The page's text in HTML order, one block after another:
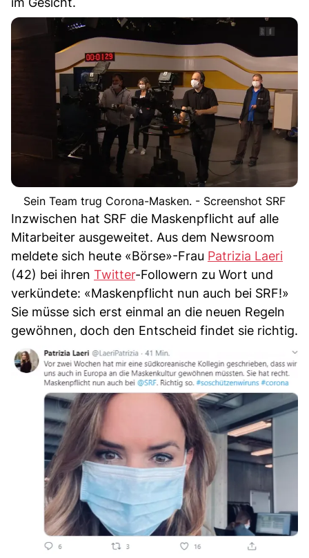
Sein Team trug Corona-Masken. - Screenshot SRF
Inzwischen hat SRF die Maskenpflicht auf alle
Mitarbeiter ausgeweitet. Aus dem Newsroom
meldete sich heute «Börse»-Frau Patrizia Laeri
(42) bei ihren Twitter-Followern zu Wort und
verkündete: «Maskenpflicht nun auch bei SRF!»
Sie müsse sich erst einmal an die neuen Regeln
gewöhnen, doch den Entscheid findet sie richtig.